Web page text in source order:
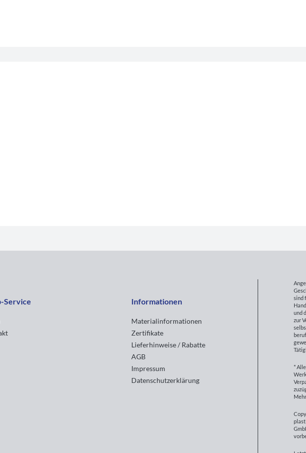
Service Informationen
Materialinformationen
Zertifikate
Lieferhinweise / Rabatte
AGB
Impressum
Datenschutzerklärung
sind
und
zur
*